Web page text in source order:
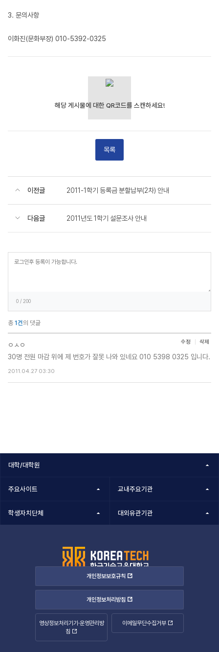
3. 문의사항
이화진(문화부장) 010-5392-0325
목록
이전글 2011-1학기 등록금 분할납부(2차) 안내
다음글 2011년도 1학기 설문조사 안내
0 / 200
총 1건의 댓글
ㅇㅅㅇ
30명 전원 마감 위에 제 번호가 잘못 나와 있네요 010 5398 0325 입니다.
2011.04.27 03:30
수정 삭제
대학/대학원
주요사이트 교내주요기관
학생자치단체 대외유관기관
개인정보보호규칙
개인정보처리방침
영상정보처리기기·운영관리방
침
이메일무단수집거부